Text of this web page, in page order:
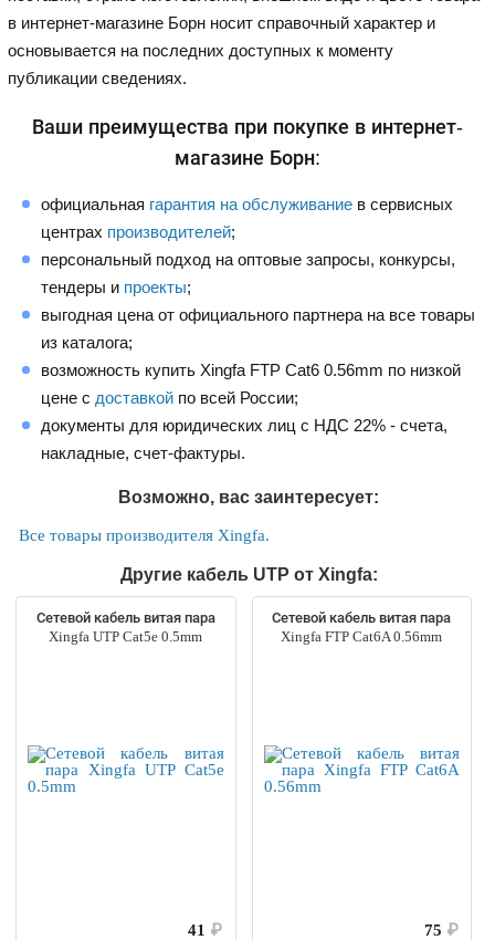
в интернет-магазине Борн носит справочный характер и
основывается на последних доступных к моменту
публикации сведениях.
Ваши преимущества при покупке в интернет-
магазине Борн:
официальная гарантия на обслуживание в сервисных
центрах производителей;
персональный подход на оптовые запросы, конкурсы,
тендеры и проекты;
выгодная цена от официального партнера на все товары
из каталога;
возможность купить Xingfa FTP Cat6 0.56mm по низкой
цене с доставкой по всей России;
документы для юридических лиц с НДС 22% - счета,
накладные, счет-фактуры.
Возможно, вас заинтересует:
Все товары производителя Xingfa.
Другие кабель UTP от Xingfa:
Сетевой кабель витая пара
Xingfa UTP Cat5e 0.5mm
41 ₽
Сетевой кабель витая пара
Xingfa FTP Cat6A 0.56mm
75 ₽